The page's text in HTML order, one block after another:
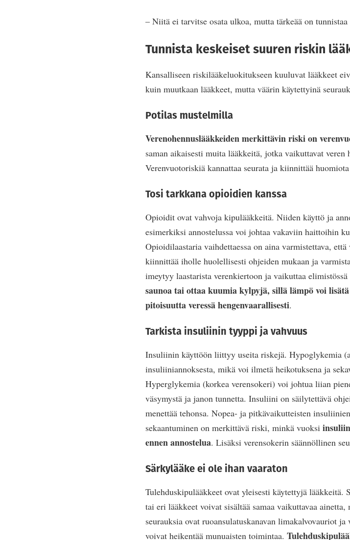
– Niitä ei tarvitse osata ulkoa, mutta tärkeää on
Tunnista keskeiset suuren riskin
Kansalliseen riskilääkeluokitukseen kuuluvat lääkkeet
kuin muutkaan lääkkeet, mutta väärin käytettyinä
Potilas mustelmilla
Verenohennuslääkkeiden merkittävin riski on
saman aikaisesti muita lääkkeitä, jotka vaikuttavat
Verenvuotoriskiä kannattaa seurata ja kiinnittää
Tosi tarkkana opioidien kanssa
Opioidit ovat vahvoja kipulääkkeitä. Niiden käyttö ja
esimerkiksi annostelussa voi johtaa vakaviin haittoihin
Opioidilaastaria vaihdettaessa on aina varmistettava,
kiinnittää iholle huolellisesti ohjeiden mukaan ja
imeytyy laastarista verenkiertoon ja vaikuttaa elimistössä
saunoa tai ottaa kuumia kylpyjä, sillä lämpö voi
pitoisuutta veressä hengenvaarallisesti.
Tarkista insuliinin tyyppi ja vahvuus
Insuliinin käyttöön liittyy useita riskejä. Hypoglykemia
insuliiniannoksesta, mikä voi ilmetä heikotuksena ja
Hyperglykemia (korkea verensokeri) voi johtua liian
väsymystä ja janon tunnetta. Insuliini on säilytettävä
menettää tehonsa. Nopea- ja pitkävaikutteisten
sekaantuminen on merkittävä riski, minkä vuoksi
ennen annostelua. Lisäksi verensokerin säännöllinen
Särkylääke ei ole ihan vaaraton
Tulehduskipulääkkeet ovat yleisesti käytettyjä
tai eri lääkkeet voivat sisältää samaa vaikuttavaa
seurauksia ovat ruoansulatuskanavan limakalvovauriot
voivat heikentää munuaisten toimintaa.